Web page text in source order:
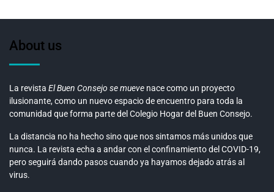
About us
La revista El Buen Consejo se mueve nace como un proyecto
ilusionante, como un nuevo espacio de encuentro para toda la
comunidad que forma parte del Colegio Hogar del Buen Consejo.
La distancia no ha hecho sino que nos sintamos más unidos que
nunca. La revista echa a andar con el confinamiento del COVID-19,
pero seguirá dando pasos cuando ya hayamos dejado atrás al
virus.